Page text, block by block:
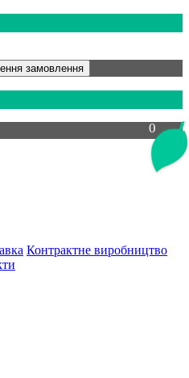
замовлення
0
Контрактне виробництво